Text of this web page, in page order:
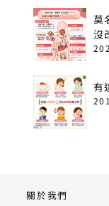
莫
沒
病
有
關於我們